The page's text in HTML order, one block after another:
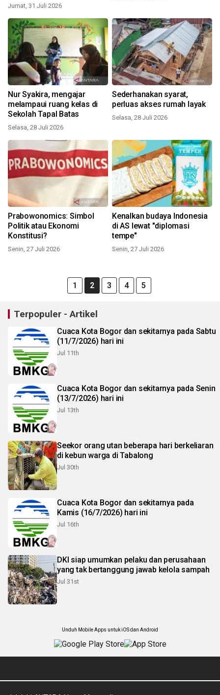
Jumat, 31 Juli 2026
Nur Syakira, mengajar
melampaui ruang kelas di
Sekolah Tapal Batas
Selasa, 28 Juli 2026
Sederhanakan syarat,
perluas akses rumah layak
Selasa, 28 Juli 2026
Prabowonomics: Simbol
Politik atau Ekonomi
Konstitusi?
Senin, 27 Juli 2026
Kenalkan budaya Indonesia
di AS lewat "diplomasi
tempe"
Senin, 27 Juli 2026
1 2 3 4 5
Terpopuler - Artikel
Cuaca Kota Bogor dan sekitarnya pada Sabtu
(11/7/2026) hari ini
Jul 11th
Cuaca Kota Bogor dan sekitarnya pada Senin
(13/7/2026) hari ini
Jul 13th
Seekor orang utan beberapa hari berkeliaran
di kebun warga di Tabalong
Jul 30th
Cuaca Kota Bogor dan sekitarnya pada
Kamis (16/7/2026) hari ini
Jul 16th
DKI siap umumkan pelaku dan perusahaan
yang tak bertanggung jawab kelola sampah
Jul 31st
Unduh Mobile Apps untuk iOS dan Android